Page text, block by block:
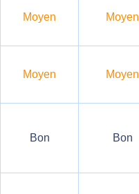
Moyen Moyen
Moyen Moyen
Bon Bon